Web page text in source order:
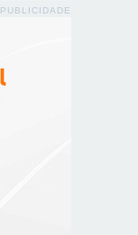
PUBLICIDADE